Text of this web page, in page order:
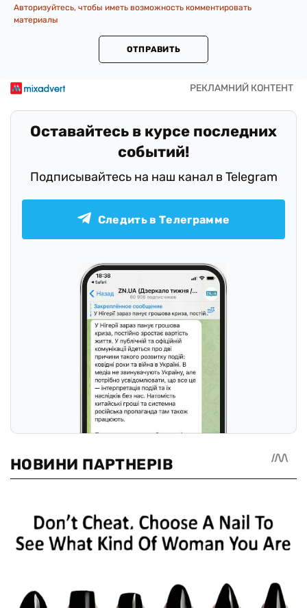
Авторизуйтесь, чтобы иметь возможность комментировать
материалы
ОТПРАВИТЬ
Оставайтесь в курсе последних
событий!
Подписывайтесь на наш канал в Telegram
Следить в Телеграмме